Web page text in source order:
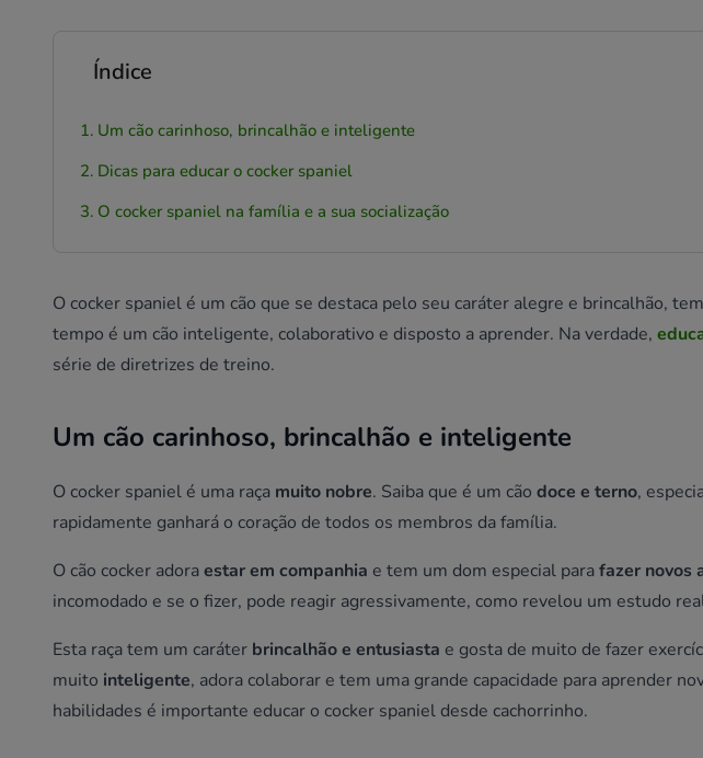
Índice
Um cão carinhoso, brincalhão e inteligente
Dicas para educar o cocker spaniel
O cocker spaniel na família e a sua socialização
O cocker spaniel é um cão que se destaca pelo seu caráter alegre e brincalhão,
tempo é um cão inteligente, colaborativo e disposto a aprender. Na verdade,
série de diretrizes de treino.
Um cão carinhoso, brincalhão e inteligente
O cocker spaniel é uma raça muito nobre. Saiba que é um cão doce e terno,
rapidamente ganhará o coração de todos os membros da família.
O cão cocker adoraestar em companhia e tem um dom especial parafazer novos
incomodado e se o fizer, pode reagir agressivamente, como revelou um estudo
Esta raça tem um caráter brincalhão e entusiasta e gosta de muito de fazer
muito inteligente, adora colaborar e tem uma grande capacidade para aprender
habilidades é importante educar o cocker spaniel desde cachorrinho.